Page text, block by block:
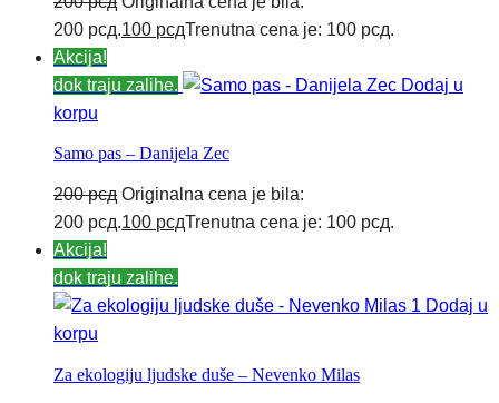
200 рсд.100 рсдTrenutna cena je: 100 рсд.
Akcija!
dok traju zalihe.
Dodaj u
korpu
Samo pas – Danijela Zec
200рсд Originalna cena je bila:
200 рсд.100 рсдTrenutna cena je: 100 рсд.
Akcija!
dok traju zalihe.
Dodaj u
korpu
Za ekologiju ljudske duše – Nevenko Milas